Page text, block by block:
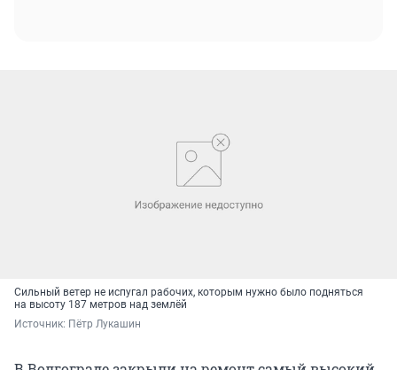
Сильный ветер не испугал рабочих, которым нужно было подняться
на высоту 187 метров над землёй
Источник: Пётр Лукашин